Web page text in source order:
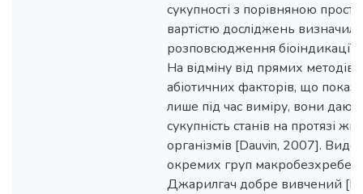
сукупності з порівняною
вартістю досліджень
розповсюдження біоіндикації
На відміну від прямих методів
абіотичних факторів, що
лише під час виміру, вони
сукупність станів на протязі
організмів [Dauvin, 2007].
окремих груп
Джарилгач добре вивчений